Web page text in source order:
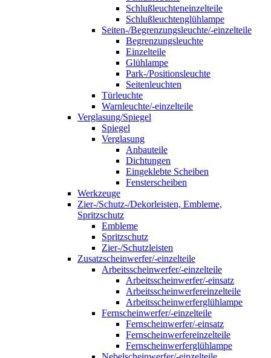
Schlußleuchteneinzelteile
Schlußleuchtenglühlampe
Seiten-/Begrenzungsleuchte/-einzelteile
Begrenzungsleuchte
Einzelteile
Glühlampe
Park-/Positionsleuchte
Seitenleuchten
Türleuchte
Warnleuchte/-einzelteile
Verglasung/Spiegel
Spiegel
Verglasung
Anbauteile
Dichtungen
Eingeklebte Scheiben
Fensterscheiben
Werkzeuge
Zier-/Schutz-/Dekorleisten, Embleme,
Spritzschutz
Embleme
Spritzschutz
Zier-/Schutzleisten
Zusatzscheinwerfer/-einzelteile
Arbeitsscheinwerfer/-einzelteile
Arbeitsscheinwerfer/-einsatz
Arbeitsscheinwerfereinzelteile
Arbeitsscheinwerferglühlampe
Fernscheinwerfer/-einzelteile
Fernscheinwerfer/-einsatz
Fernscheinwerfereinzelteile
Fernscheinwerferglühlampe